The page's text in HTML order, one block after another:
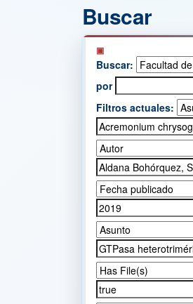
Buscar
Buscar:
por
Filtros actuales: